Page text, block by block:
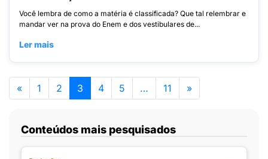
Você lembra de como a matéria é classificada? Que tal relembrar e
mandar ver na prova do Enem e dos vestibulares de...
Ler mais
« 1 2 3 4 5 … 11 »
Conteúdos mais pesquisados